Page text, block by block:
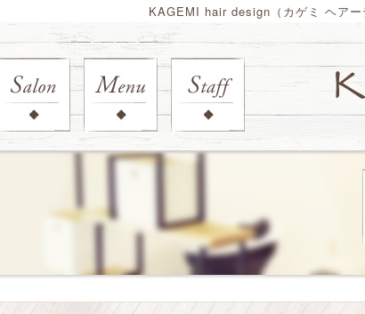
KAGEMI hair design（カゲミ ヘア